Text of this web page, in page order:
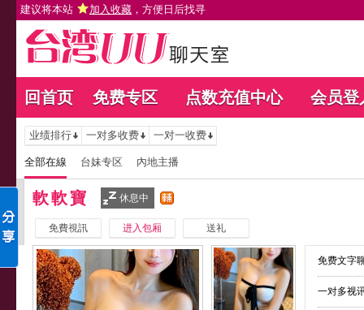
建议将本站 加入收藏 ，方便日后找寻
回首页 免费专区 点数充值中心 会员登
业绩排行 一对多收费 一对一收费
全部在線 台妹专区 內地主播
軟軟寶 休息中
免費視訊 进入包厢 送礼
免费文字
一对多视